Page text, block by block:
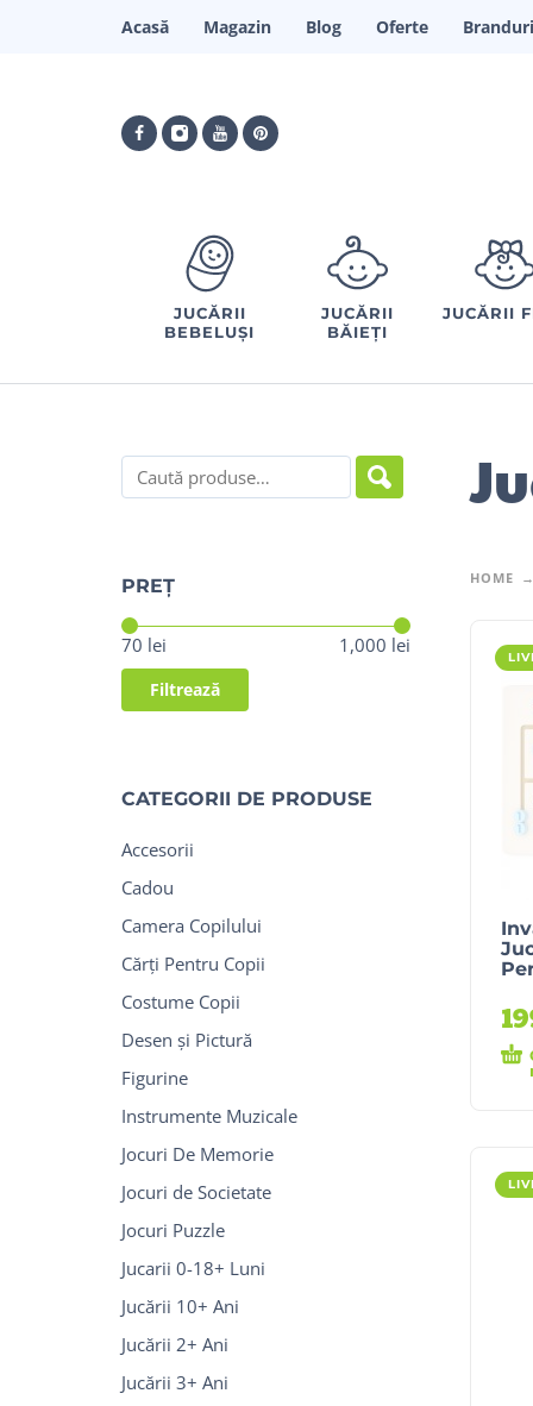
Acasă Magazin Blog Oferte Branduri
JUCĂRII
BEBELUȘI
JUCĂRII
BĂIEȚI
JUCĂRII
PREȚ
Filtrează
70 lei 1,000 lei
CATEGORII DE PRODUSE
Accesorii
Cadou
Camera Copilului
Cărți Pentru Copii
Costume Copii
Desen și Pictură
Figurine
Instrumente Muzicale
Jocuri De Memorie
Jocuri de Societate
Jocuri Puzzle
Jucarii 0-18+ Luni
Jucării 10+ Ani
Jucării 2+ Ani
Jucării 3+ Ani
HOME